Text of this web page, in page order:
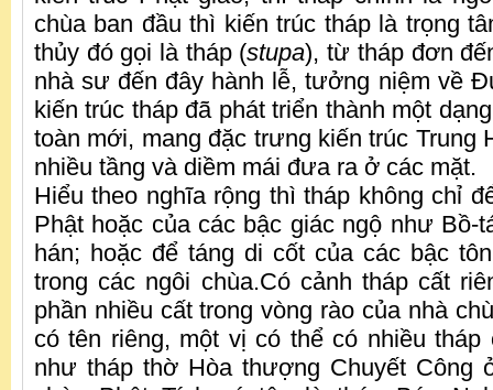
chùa ban đầu thì kiến trúc tháp là trọng
thủy đó gọi là tháp (stupa), từ tháp đơn
nhà sư đến đây hành lễ, tưởng niệm về
kiến trúc tháp đã phát triển thành một
toàn mới, mang đặc trưng kiến trúc Trung
nhiều tầng và diềm mái đưa ra ở các mặt.
Hiểu theo nghĩa rộng thì tháp không chỉ
Phật hoặc của các bậc giác ngộ như Bồ-
hán; hoặc để táng di cốt của các bậc
trong các ngôi chùa.Có cảnh tháp cất
phần nhiều cất trong vòng rào của nhà
có tên riêng, một vị có thể có nhiều
như tháp thờ Hòa thượng Chuyết Công